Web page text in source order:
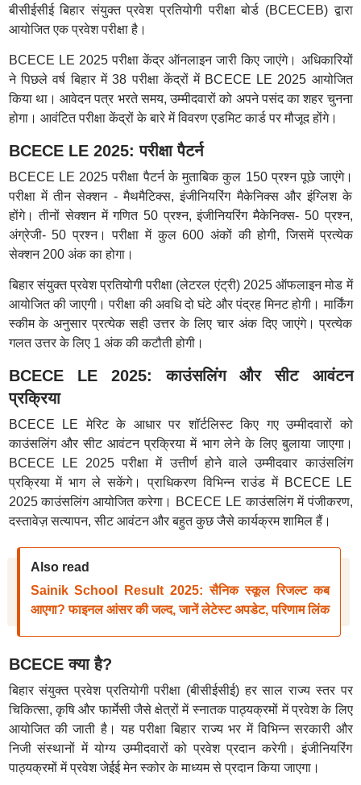
बीसीईसीई बिहार संयुक्त प्रवेश प्रतियोगी परीक्षा बोर्ड (BCECEB) द्वारा
आयोजित एक प्रवेश परीक्षा है।
BCECE LE 2025 परीक्षा केंद्र ऑनलाइन जारी किए जाएंगे। अधिकारियों
ने पिछले वर्ष बिहार में 38 परीक्षा केंद्रों में BCECE LE 2025 आयोजित
किया था। आवेदन पत्र भरते समय, उम्मीदवारों को अपने पसंद का शहर चुनना
होगा। आवंटित परीक्षा केंद्रों के बारे में विवरण एडमिट कार्ड पर मौजूद होंगे।
BCECE LE 2025: परीक्षा पैटर्न
BCECE LE 2025 परीक्षा पैटर्न के मुताबिक कुल 150 प्रश्न पूछे जाएंगे।
परीक्षा में तीन सेक्शन - मैथमैटिक्स, इंजीनियरिंग मैकेनिक्स और इंग्लिश के
होंगे। तीनों सेक्शन में गणित 50 प्रश्न, इंजीनियरिंग मैकेनिक्स- 50 प्रश्न,
अंग्रेजी- 50 प्रश्न। परीक्षा में कुल 600 अंकों की होगी, जिसमें प्रत्येक
सेक्शन 200 अंक का होगा।
बिहार संयुक्त प्रवेश प्रतियोगी परीक्षा (लेटरल एंट्री) 2025 ऑफलाइन मोड में
आयोजित की जाएगी। परीक्षा की अवधि दो घंटे और पंद्रह मिनट होगी। मार्किंग
स्कीम के अनुसार प्रत्येक सही उत्तर के लिए चार अंक दिए जाएंगे। प्रत्येक
गलत उत्तर के लिए 1 अंक की कटौती होगी।
BCECE LE 2025: काउंसलिंग और सीट आवंटन
प्रक्रिया
BCECE LE मेरिट के आधार पर शॉर्टलिस्ट किए गए उम्मीदवारों को
काउंसलिंग और सीट आवंटन प्रक्रिया में भाग लेने के लिए बुलाया जाएगा।
BCECE LE 2025 परीक्षा में उत्तीर्ण होने वाले उम्मीदवार काउंसलिंग
प्रक्रिया में भाग ले सकेंगे। प्राधिकरण विभिन्न राउंड में BCECE LE
2025 काउंसलिंग आयोजित करेगा। BCECE LE काउंसलिंग में पंजीकरण,
दस्तावेज़ सत्यापन, सीट आवंटन और बहुत कुछ जैसे कार्यक्रम शामिल हैं।
Also read
Sainik School Result 2025: सैनिक स्कूल रिजल्ट कब
आएगा? फाइनल आंसर की जल्द, जानें लेटेस्ट अपडेट, परिणाम लिंक
BCECE क्या है?
बिहार संयुक्त प्रवेश प्रतियोगी परीक्षा (बीसीईसीई) हर साल राज्य स्तर पर
चिकित्सा, कृषि और फार्मेसी जैसे क्षेत्रों में स्नातक पाठ्यक्रमों में प्रवेश के लिए
आयोजित की जाती है। यह परीक्षा बिहार राज्य भर में विभिन्न सरकारी और
निजी संस्थानों में योग्य उम्मीदवारों को प्रवेश प्रदान करेगी। इंजीनियरिंग
पाठ्यक्रमों में प्रवेश जेईई मेन स्कोर के माध्यम से प्रदान किया जाएगा।